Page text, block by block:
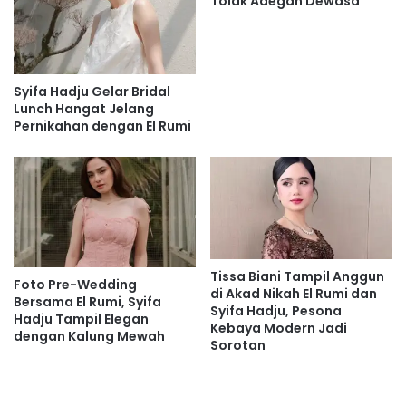
dengan senyum dan tawa lebar.
Ekspresi bahagia yang terpancar dari wajah keduanya
menunjukkan bahwa mereka tengah menikmati waktu
berkualitas bersama jauh dari kesibukan masing-masing.
Momen romantis tersebut langsung menarik perhatian
para penggemar.
Banyak netizen memberikan komentar positif dan
mendoakan agar rumah tangga pasangan tersebut selalu
dipenuhi kebahagiaan.
Tidak sedikit pula yang memuji kecocokan keduanya saat
menikmati liburan di salah satu lokasi wisata paling ikonik
Syifa Hadju Gelar Bridal
Lunch Hangat Jelang
Pernikahan dengan El Rumi
Foto Pre-Wedding
Bersama El Rumi, Syifa
Hadju Tampil Elegan
dengan Kalung Mewah
Tissa Biani Tampil Anggun
di Akad Nikah El Rumi dan
Syifa Hadju, Pesona
Kebaya Modern Jadi
Sorotan